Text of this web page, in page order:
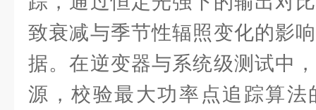
致衰减与季节性辐照变化的影
据。在逆变器与系统级测试中
源，校验最大功率点追踪算法